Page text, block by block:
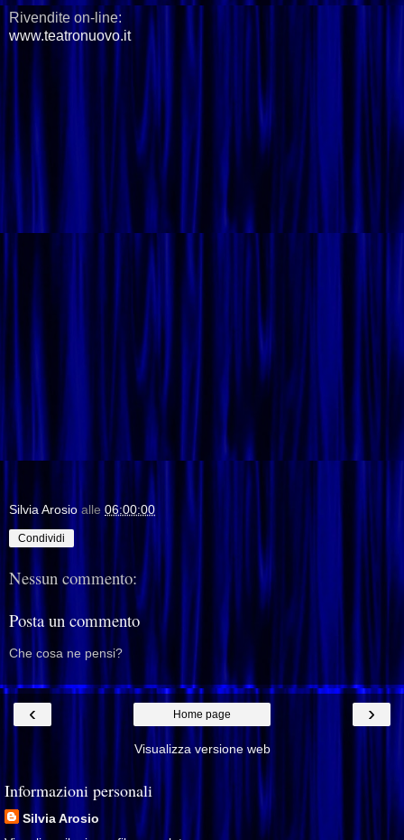
Rivendite on-line:
www.teatronuovo.it
Silvia Arosio alle 06:00:00
Condividi
Nessun commento:
Posta un commento
Che cosa ne pensi?
‹ ›
Home page
Visualizza versione web
Informazioni personali
Silvia Arosio